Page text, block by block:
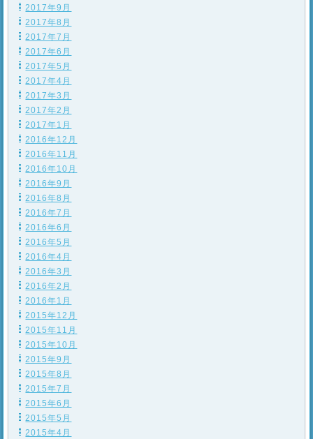
2017年9月
2017年8月
2017年7月
2017年6月
2017年5月
2017年4月
2017年3月
2017年2月
2017年1月
2016年12月
2016年11月
2016年10月
2016年9月
2016年8月
2016年7月
2016年6月
2016年5月
2016年4月
2016年3月
2016年2月
2016年1月
2015年12月
2015年11月
2015年10月
2015年9月
2015年8月
2015年7月
2015年6月
2015年5月
2015年4月